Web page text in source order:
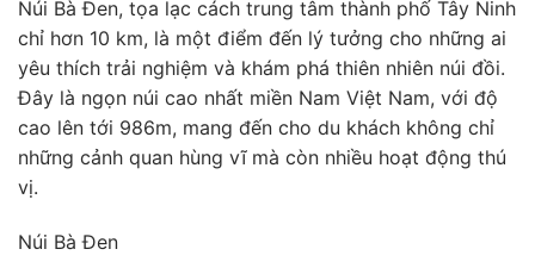
Núi Bà Đen, tọa lạc cách trung tâm thành phố Tây Ninh
chỉ hơn 10 km, là một điểm đến lý tưởng cho những ai
yêu thích trải nghiệm và khám phá thiên nhiên núi đồi.
Đây là ngọn núi cao nhất miền Nam Việt Nam, với độ
cao lên tới 986m, mang đến cho du khách không chỉ
những cảnh quan hùng vĩ mà còn nhiều hoạt động thú
vị.
Núi Bà Đen